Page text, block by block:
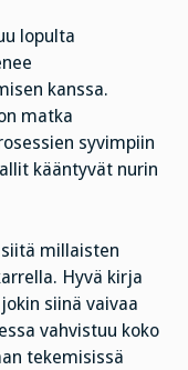
lopulta
kanssa.
matka
syvimpiin
kääntyvät nurin
millaisten
Hyvä kirja
siinä vaivaa
vahvistuu koko
tekemisissä